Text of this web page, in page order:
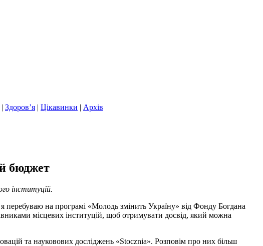
| Здоров’я | Цікавинки | Архів
бюджет
інституцій.
перебуваю на програмі «Молодь змінить Україну» від Фонду Богдана
місцевих інституцій, щоб отримувати досвід, який можна
та науковових досліджень «Stocznia». Розповім про них більш